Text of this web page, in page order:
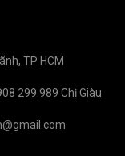
TP HCM
299.989 Chị Giàu